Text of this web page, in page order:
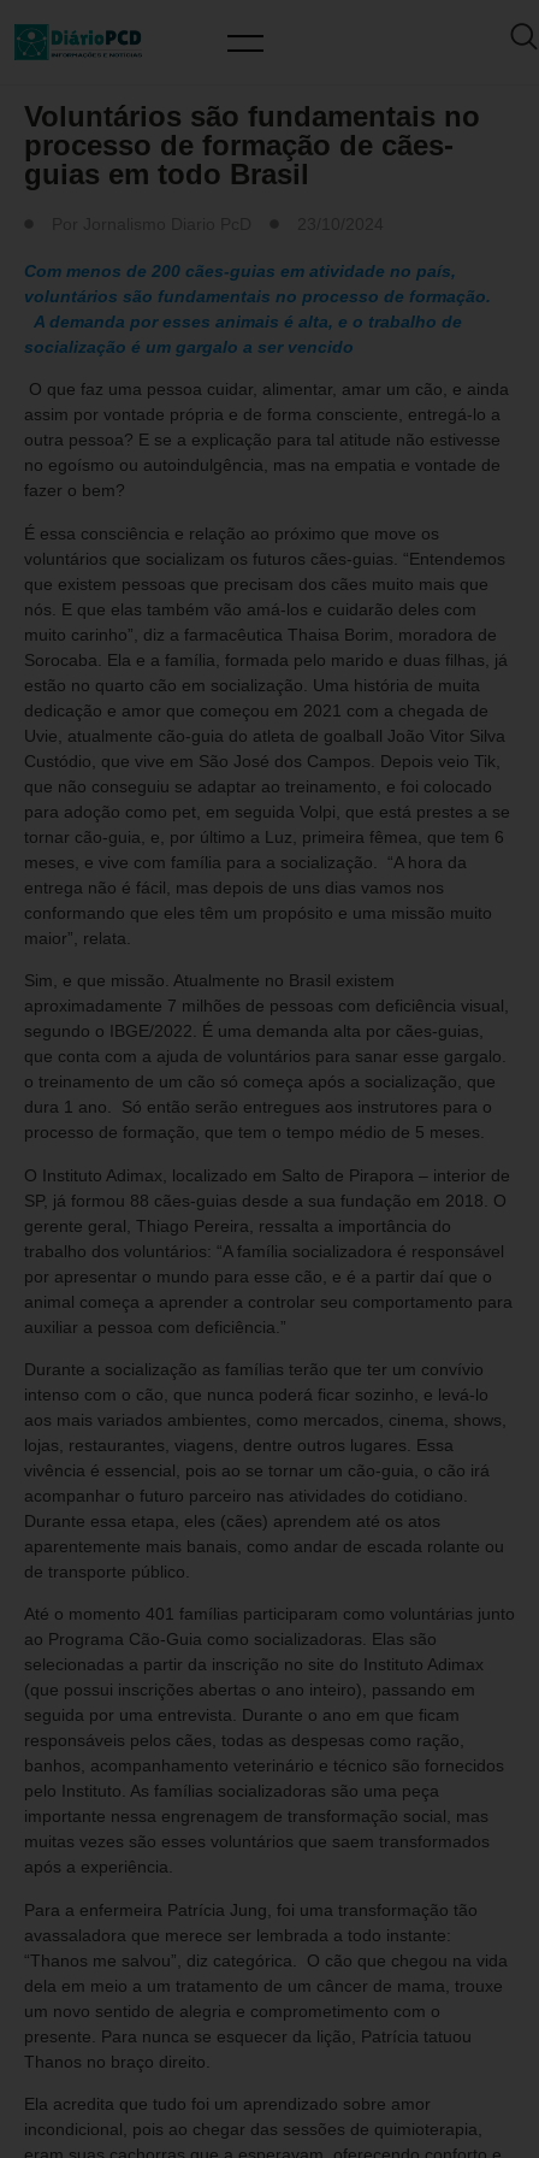
Voluntários são fundamentais no
processo de formação de cães-
guias em todo Brasil
Com menos de 200 cães-guias em atividade no país,
voluntários são fundamentais no processo de formação.
A demanda por esses animais é alta, e o trabalho de
socialização é um gargalo a ser vencido
O que faz uma pessoa cuidar, alimentar, amar um cão, e ainda
assim por vontade própria e de forma consciente, entregá-lo a
outra pessoa? E se a explicação para tal atitude não estivesse
no egoísmo ou autoindulgência, mas na empatia e vontade de
fazer o bem?
É essa consciência e relação ao próximo que move os
voluntários que socializam os futuros cães-guias. “Entendemos
que existem pessoas que precisam dos cães muito mais que
nós. E que elas também vão amá-los e cuidarão deles com
muito carinho”, diz a farmacêutica Thaisa Borim, moradora de
Sorocaba. Ela e a família, formada pelo marido e duas filhas, já
estão no quarto cão em socialização. Uma história de muita
dedicação e amor que começou em 2021 com a chegada de
Uvie, atualmente cão-guia do atleta de goalball João Vitor Silva
Custódio, que vive em São José dos Campos. Depois veio Tik,
que não conseguiu se adaptar ao treinamento, e foi colocado
para adoção como pet, em seguida Volpi, que está prestes a se
tornar cão-guia, e, por último a Luz, primeira fêmea, que tem 6
meses, e vive com família para a socialização. “A hora da
entrega não é fácil, mas depois de uns dias vamos nos
conformando que eles têm um propósito e uma missão muito
maior”, relata.
Sim, e que missão. Atualmente no Brasil existem
aproximadamente 7 milhões de pessoas com deficiência visual,
segundo o IBGE/2022. É uma demanda alta por cães-guias,
que conta com a ajuda de voluntários para sanar esse gargalo.
o treinamento de um cão só começa após a socialização, que
dura 1 ano. Só então serão entregues aos instrutores para o
processo de formação, que tem o tempo médio de 5 meses.
O Instituto Adimax, localizado em Salto de Pirapora – interior de
SP, já formou 88 cães-guias desde a sua fundação em 2018. O
gerente geral, Thiago Pereira, ressalta a importância do
trabalho dos voluntários: “A família socializadora é responsável
por apresentar o mundo para esse cão, e é a partir daí que o
animal começa a aprender a controlar seu comportamento para
auxiliar a pessoa com deficiência.”
Durante a socialização as famílias terão que ter um convívio
intenso com o cão, que nunca poderá ficar sozinho, e levá-lo
aos mais variados ambientes, como mercados, cinema, shows,
lojas, restaurantes, viagens, dentre outros lugares. Essa
vivência é essencial, pois ao se tornar um cão-guia, o cão irá
acompanhar o futuro parceiro nas atividades do cotidiano.
Durante essa etapa, eles (cães) aprendem até os atos
aparentemente mais banais, como andar de escada rolante ou
de transporte público.
Até o momento 401 famílias participaram como voluntárias junto
ao Programa Cão-Guia como socializadoras. Elas são
selecionadas a partir da inscrição no site do Instituto Adimax
(que possui inscrições abertas o ano inteiro), passando em
seguida por uma entrevista. Durante o ano em que ficam
responsáveis pelos cães, todas as despesas como ração,
banhos, acompanhamento veterinário e técnico são fornecidos
pelo Instituto. As famílias socializadoras são uma peça
importante nessa engrenagem de transformação social, mas
muitas vezes são esses voluntários que saem transformados
após a experiência.
Para a enfermeira Patrícia Jung, foi uma transformação tão
avassaladora que merece ser lembrada a todo instante:
“Thanos me salvou”, diz categórica. O cão que chegou na vida
dela em meio a um tratamento de um câncer de mama, trouxe
um novo sentido de alegria e comprometimento com o
presente. Para nunca se esquecer da lição, Patrícia tatuou
Thanos no braço direito.
Ela acredita que tudo foi um aprendizado sobre amor
incondicional, pois ao chegar das sessões de quimioterapia,